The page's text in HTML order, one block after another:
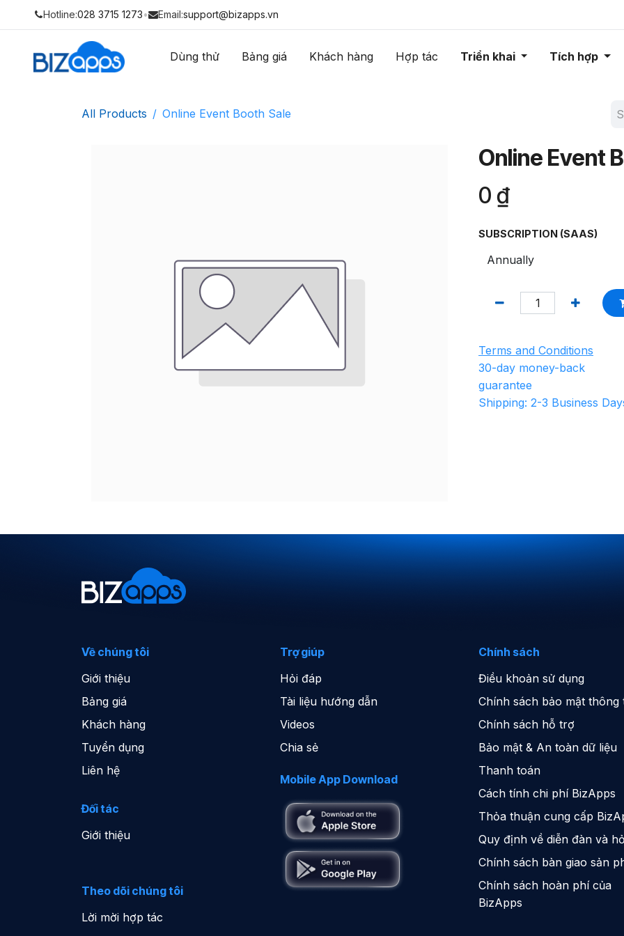
Hotline:028 3715 1273• Email:support@bizapps.vn
Dùng thử Bảng giá Khách hàng Hợp tác Triển khai Tích hợp
All Products Online Event Booth Sale
Online Event
0 ₫
SUBSCRIPTION (SAAS)
Terms and Conditions
30-day money-back
guarantee
Shipping: 2-3 Business
Về chúng tôi
Giới thiệu
Bảng giá
Khách hàng
Tuyển dụng
Liên hệ
Đối tác
Giới thiệu
Theo dõi chúng tôi
Lời mời hợp tác
Trợ giúp
Hỏi đáp
Tài liệu hướng dẫn
Videos
Chia sẻ
Mobile App Download
Chính sách
Điều khoản sử dụng
Chính sách bảo mật thông
Chính sách hỗ trợ
Bảo mật & An toàn dữ liệu
Thanh toán
Cách tính chi phí BizApps
Thỏa thuận cung cấp
Quy định về diễn đàn và
Chính sách bàn giao sản
Chính sách hoàn phí của
BizApps